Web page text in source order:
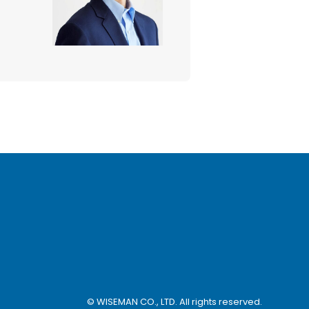
© WISEMAN CO., LTD. All rights reserved.